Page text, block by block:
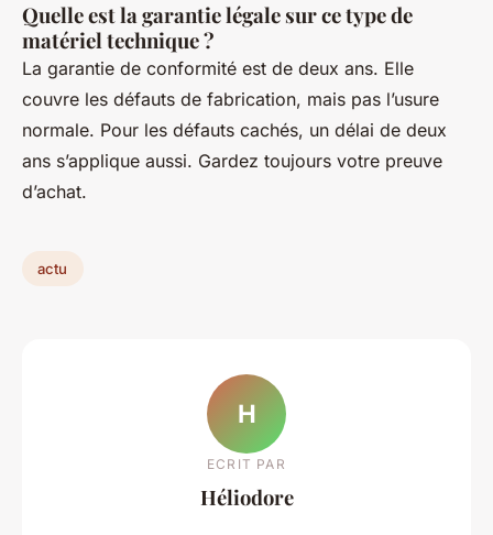
Quelle est la garantie légale sur ce type de
matériel technique ?
La garantie de conformité est de deux ans. Elle
couvre les défauts de fabrication, mais pas l’usure
normale. Pour les défauts cachés, un délai de deux
ans s’applique aussi. Gardez toujours votre preuve
d’achat.
actu
H
ECRIT PAR
Héliodore